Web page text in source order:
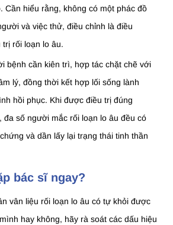
Cần hiểu rằng, không có một phác đồ
và việc thử, điều chỉnh là điều
rối loạn lo âu.
bệnh cần kiên trì, hợp tác chặt chẽ với
lý, đồng thời kết hợp lối sống lành
hồi phục. Khi được điều trị đúng
đa số người mắc rối loạn lo âu đều có
và dần lấy lại trạng thái tinh thần
bác sĩ ngay?
vân liệu rối loạn lo âu có tự khỏi được
hay không, hãy rà soát các dấu hiệu